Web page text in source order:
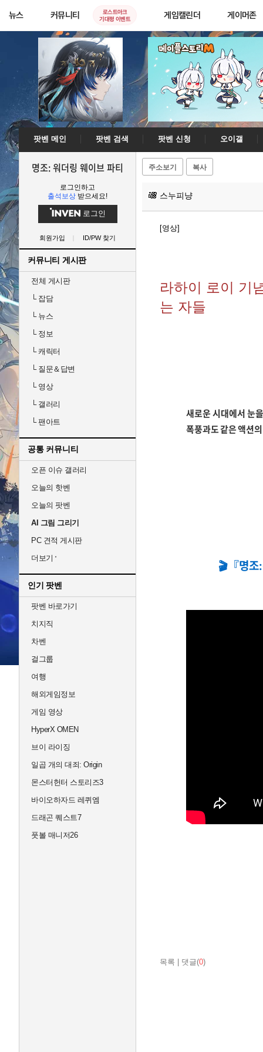
뉴스 커뮤니티
로스트아크
기대평 이벤트
게임캘린더 게이머존
팟벤 메인 팟벤 검색 팟벤 신청 오이갤
명조: 워더링 웨이브 파티
로그인하고
출석보상 받으세요!
로그인
회원가입 ID/PW 찾기
커뮤니티 게시판
전체 게시판
└잡담
└뉴스
└정보
└캐릭터
└질문＆답변
└영상
└갤러리
└팬아트
공통 커뮤니티
오픈 이슈 갤러리
오늘의 핫벤
오늘의 팟벤
AI 그림 그리기
PC 견적 게시판
더보기
인기 팟벤
팟벤 바로가기
치지직
차벤
걸그룹
여행
해외게임정보
게임 영상
HyperX OMEN
브이 라이징
일곱 개의 대죄: Origin
몬스터헌터 스토리즈3
바이오하자드 레퀴엠
드래곤 퀘스트7
풋볼 매니저26
주소보기 복사
스누피냥
[영상]
라하이 로이 기
는 자들
새로운 시대에서 눈
폭풍과도 같은 액션
🎬『명조
목록 댓글(0)